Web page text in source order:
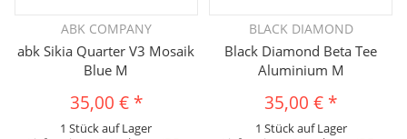
, die zu deinem Stil, deinem Klima und deinen Wegen
passt.
ABK COMPANY
abk Sikia Quarter V3 Mosaik
Blue M
35,00 € *
1 Stück auf Lager
BLACK DIAMOND
Black Diamond Beta Tee
Aluminium M
35,00 € *
1 Stück auf Lager